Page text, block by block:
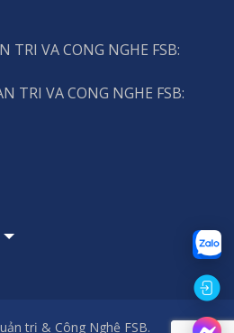
TRI VA CONG NGHE FSB:
TRI VA CONG NGHE FSB:
trị & Công Nghệ FSB.